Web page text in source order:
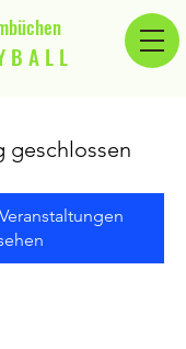
B A L L
geschlossen